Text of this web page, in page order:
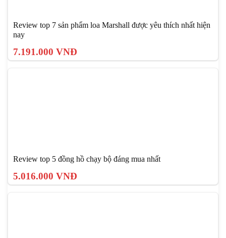
Review top 7 sản phẩm loa Marshall được yêu thích nhất hiện
nay
7.191.000 VNĐ
Review top 5 đồng hồ chạy bộ đáng mua nhất
5.016.000 VNĐ